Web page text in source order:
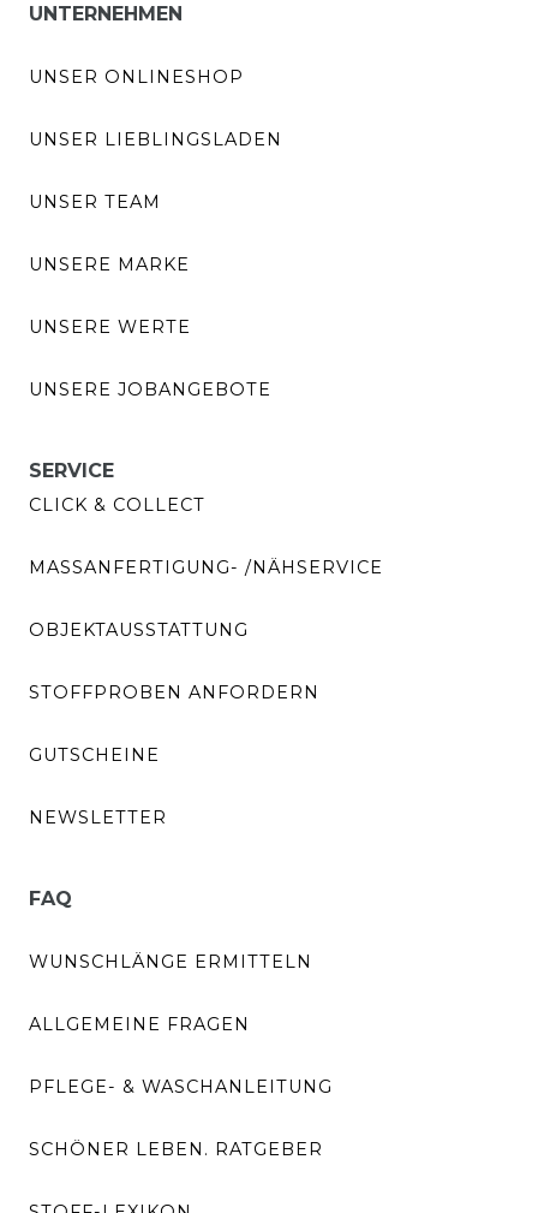
UNTERNEHMEN
UNSER ONLINESHOP
UNSER LIEBLINGSLADEN
UNSER TEAM
UNSERE MARKE
UNSERE WERTE
UNSERE JOBANGEBOTE
SERVICE
CLICK & COLLECT
MASSANFERTIGUNG- /NÄHSERVICE
OBJEKTAUSSTATTUNG
STOFFPROBEN ANFORDERN
GUTSCHEINE
NEWSLETTER
FAQ
WUNSCHLÄNGE ERMITTELN
ALLGEMEINE FRAGEN
PFLEGE- & WASCHANLEITUNG
SCHÖNER LEBEN. RATGEBER